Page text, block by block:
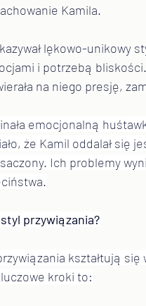
Kamila.
lękowo-unikowy
i potrzebą
na niego presję,
emocjonalną
że Kamil oddalał się
Ich problemy
przywiązania?
kształtują
kroki to: